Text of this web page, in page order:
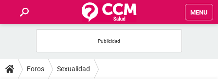
MENU
FOROS
Foros Sexualidad